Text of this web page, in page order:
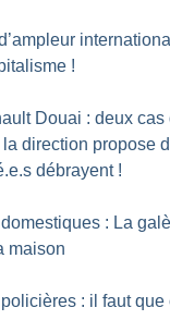
!
Douai : deux cas
direction propose
débrayent !
: La
maison
: il faut que